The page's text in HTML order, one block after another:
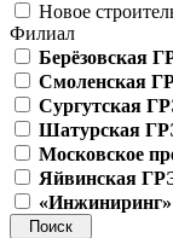
Новое
Филиал
Берёзовская
Смоленская
Сургутская
Шатурская
Московское
Яйвинская